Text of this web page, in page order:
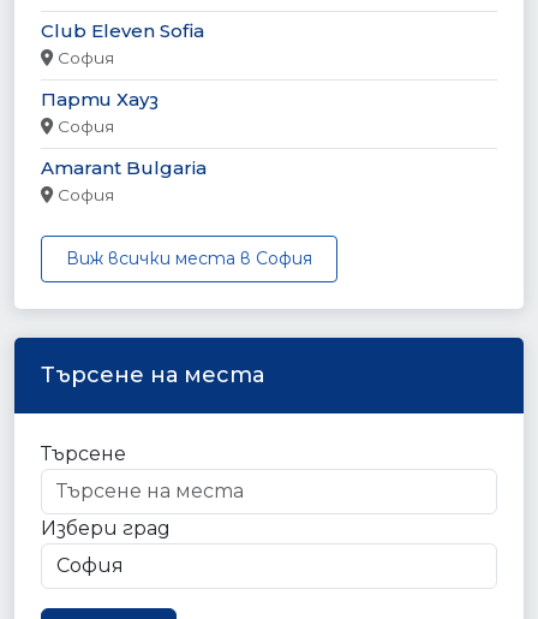
Club Eleven Sofia
София
Парти Хауз
София
Amarant Bulgaria
София
Виж всички места в София
Търсене на места
Търсене
Избери град